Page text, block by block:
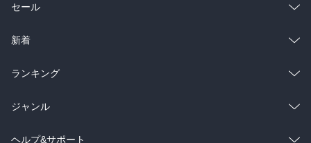
総合
ラノベ
雑誌・グラビア
BL・TL
セール
総合
ラノベ
雑誌・グラビア
BL・TL
新着
総合
ラノベ
雑誌・グラビア
ランキング
総合
ラノベ
ジャンル
コミック
ヘルプ&サポート